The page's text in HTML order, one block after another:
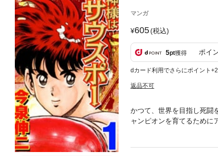
マンガ
605(税込)
5pt獲得 ポイ
dカード利用でさらにポイント
返品不可
かつて、世界を目指し死闘
ャンピオンを育てるため
果たすために帰国。ライ